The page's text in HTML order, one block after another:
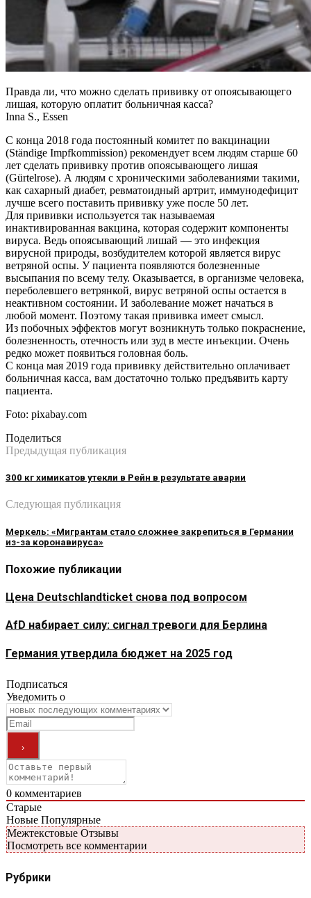
Правда ли, что можно сделать прививку от опоясывающего
лишая, которую оплатит больничная касса?
Inna S., Essen
С конца 2018 года постоянный комитет по вакцинации
(Ständige Impfkommission) рекомендует всем людям старше 60
лет сделать прививку против опоясывающего лишая
(Gürtelrose). А людям с хроническими заболеваниями такими,
как сахарный диабет, ревматоидный артрит, иммунодефицит
лучше всего поставить прививку уже после 50 лет.
Для прививки используется так называемая
инактивированная вакцина, которая содержит компоненты
вируса. Ведь опоясывающий лишай — это инфекция
вирусной природы, возбудителем которой является вирус
ветряной оспы. У пациента появляются болезненные
высыпания по всему телу. Оказывается, в организме человека,
переболевшего ветрянкой, вирус ветряной оспы остается в
неактивном состоянии. И заболевание может начаться в
любой момент. Поэтому такая прививка имеет смысл.
Из побочных эффектов могут возникнуть только покраснение,
болезненность, отечность или зуд в месте инъекции. Очень
редко может появиться головная боль.
С конца мая 2019 года прививку действительно оплачивает
больничная касса, вам достаточно только предъявить карту
пациента.
Foto: pixabay.com
Поделиться
Предыдущая публикация
300 кг химикатов утекли в Рейн в результате аварии
Следующая публикация
Меркель: «Мигрантам стало сложнее закрепиться в Германии
из-за коронавируса»
Похожие публикации
Цена Deutschlandticket снова под вопросом
AfD набирает силу: сигнал тревоги для Берлина
Германия утвердила бюджет на 2025 год
Подписаться
Уведомить о
0 комментариев
Старые
Новые Популярные
Межтекстовые Отзывы
Посмотреть все комментарии
Рубрики